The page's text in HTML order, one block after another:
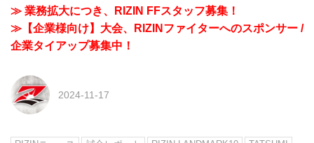
≫ 業務拡大につき、RIZIN FFスタッフ募集！
≫【企業様向け】大会、RIZINファイターへのスポンサー /
企業タイアップ募集中！
2024-11-17